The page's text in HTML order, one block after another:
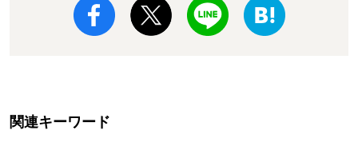
関連キーワード